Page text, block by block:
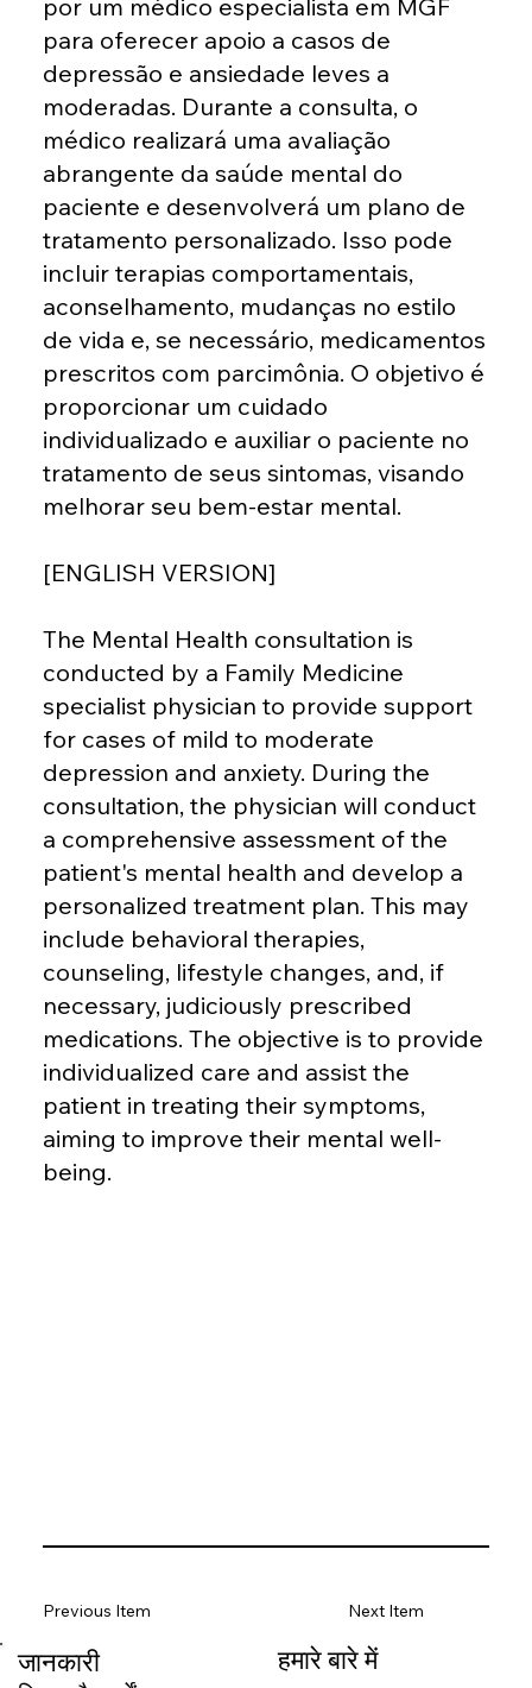
por um médico especialista em MGF
para oferecer apoio a casos de
depressão e ansiedade leves a
moderadas. Durante a consulta, o
médico realizará uma avaliação
abrangente da saúde mental do
paciente e desenvolverá um plano de
tratamento personalizado. Isso pode
incluir terapias comportamentais,
aconselhamento, mudanças no estilo
de vida e, se necessário, medicamentos
prescritos com parcimônia. O objetivo é
proporcionar um cuidado
individualizado e auxiliar o paciente no
tratamento de seus sintomas, visando
melhorar seu bem-estar mental.
[ENGLISH VERSION]
The Mental Health consultation is
conducted by a Family Medicine
specialist physician to provide support
for cases of mild to moderate
depression and anxiety. During the
consultation, the physician will conduct
a comprehensive assessment of the
patient's mental health and develop a
personalized treatment plan. This may
include behavioral therapies,
counseling, lifestyle changes, and, if
necessary, judiciously prescribed
medications. The objective is to provide
individualized care and assist the
patient in treating their symptoms,
aiming to improve their mental well-
being.
Next Item
Previous Item
जानकारी हमारे बारे में